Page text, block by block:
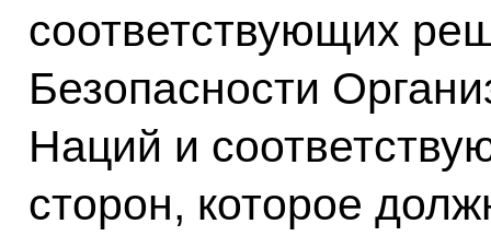
соответствующих
Безопасности
Наций и
сторон, которое